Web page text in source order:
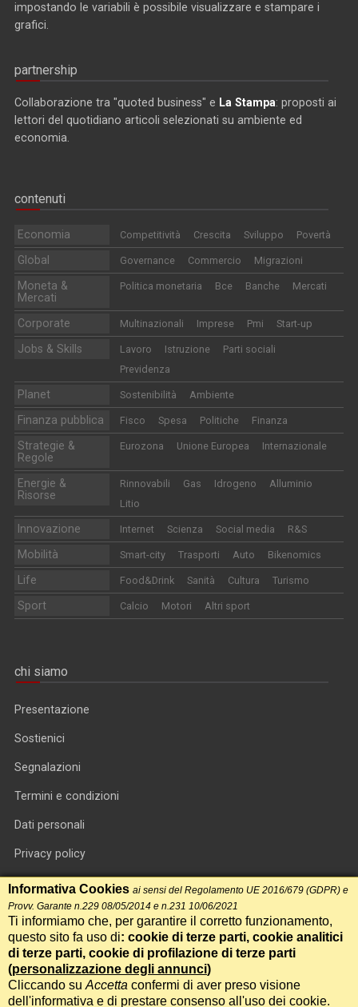
impostando le variabili è possibile visualizzare e stampare i
grafici.
partnership
Collaborazione tra "quoted business" e La Stampa: proposti ai
lettori del quotidiano articoli selezionati su ambiente ed
economia.
contenuti
Economia Competitività Crescita Sviluppo Povertà
Global Governance Commercio Migrazioni
Moneta &
Mercati
Politica monetaria Bce Banche Mercati
Corporate Multinazionali Imprese Pmi Start-up
Jobs & Skills Lavoro Istruzione
Parti sociali
Previdenza
Planet Sostenibilità Ambiente
Finanza pubblica Fisco Spesa Politiche Finanza
Strategie &
Regole
Eurozona Unione Europea Internazionale
Energie &
Risorse
Rinnovabili Gas Idrogeno
Alluminio
Litio
Innovazione Internet Scienza Social media R&S
Mobilità Smart-city Trasporti Auto Bikenomics
Life Food&Drink Sanità Cultura Turismo
Sport Calcio Motori Altri sport
chi siamo
Presentazione
Sostienici
Segnalazioni
Termini e condizioni
Dati personali
Privacy policy
Informativa cookie
RSS feed
RSS Top News
Contatti
Informativa Cookies ai sensi del Regolamento UE 2016/679 (GDPR) e
Provv. Garante n.229 08/05/2014 e n.231 10/06/2021
Ti informiamo che, per garantire il corretto funzionamento,
questo sito fa uso di: cookie di terze parti, cookie analitici
di terze parti, cookie di profilazione di terze parti
(personalizzazione degli annunci)
Cliccando su Accetta confermi di aver preso visione
dell'informativa e di prestare consenso all'uso dei cookie.